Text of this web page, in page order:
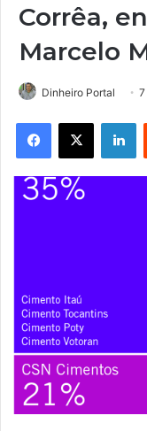
Corrêa,
Marcelo
Dinheiro Portal
Facebook
X